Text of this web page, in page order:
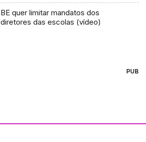
BE quer limitar mandatos dos
diretores das escolas (vídeo)
PUB